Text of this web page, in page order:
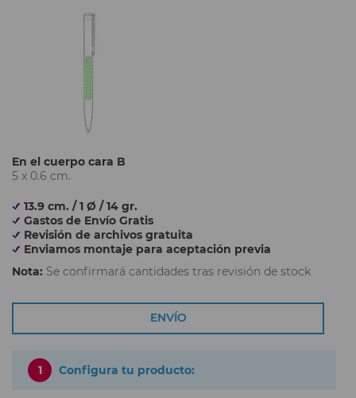
En el cuerpo cara B
5 x 0.6 cm.
13.9 cm. / 1 Ø / 14 gr.
Gastos de Envío Gratis
Revisión de archivos gratuita
Enviamos montaje para aceptación previa
Nota: Se confirmará cantidades tras revisión de stock
ENVÍO
1 Configura tu producto: